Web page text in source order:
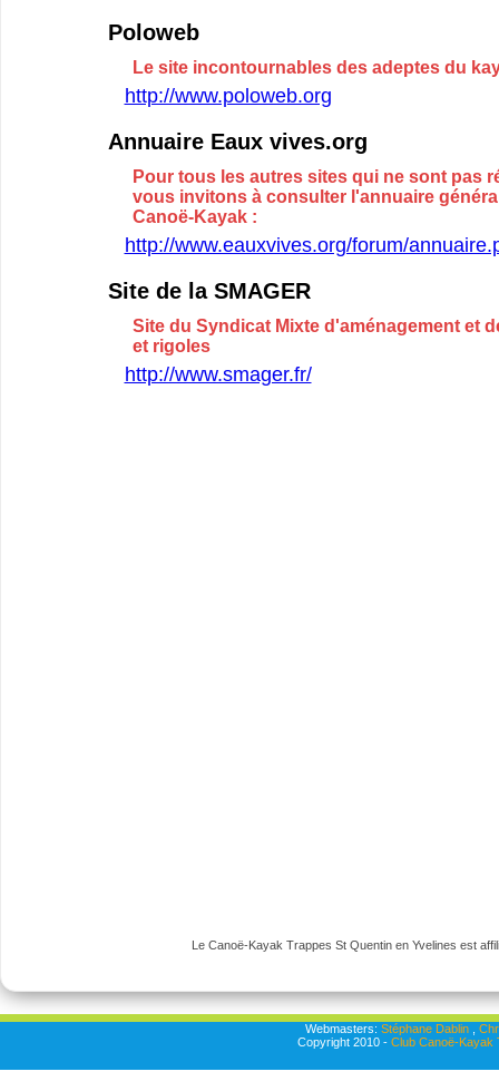
Poloweb
Le site incontournables des adeptes du
http://www.poloweb.org
Annuaire Eaux vives.org
Pour tous les autres sites qui ne sont pas
vous invitons à consulter l'annuaire
Canoë-Kayak :
http://www.eauxvives.org/forum/
Site de la SMAGER
Site du Syndicat Mixte d'aménagement et
et rigoles
http://www.smager.fr/
Le Canoë-Kayak Trappes St Quentin en Yvelines est
Webmasters: Stéphane Dablin,
Copyright 2010 - Club Canoë-Kayak